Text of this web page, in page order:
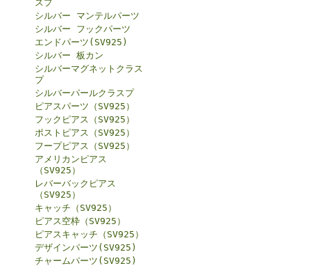
スプ
シルバー マンテルパーツ
シルバー フックパーツ
エンドパーツ(SV925)
シルバー 板カン
シルバーマグネットクラス
プ
シルバーパールクラスプ
ピアスパーツ（SV925）
フックピアス（SV925）
ポストピアス（SV925）
フープピアス（SV925）
アメリカンピアス
（SV925）
レバーバックピアス
（SV925）
キャッチ（SV925）
ピアス空枠（SV925）
ピアスキャッチ（SV925）
デザインパーツ(SV925)
チャームパーツ(SV925)